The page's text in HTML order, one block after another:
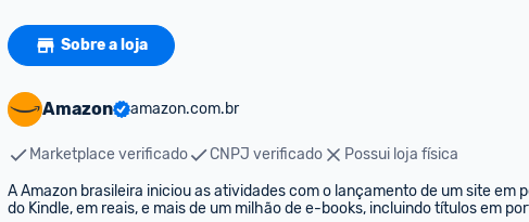
Sobre a loja
Amazon amazon.com.br
Marketplace verificado CNPJ verificado
Possui loja física
A Amazon brasileira iniciou as atividades com o lançamento de um site
do Kindle, em reais, e mais de um milhão de e-books, incluindo títulos em